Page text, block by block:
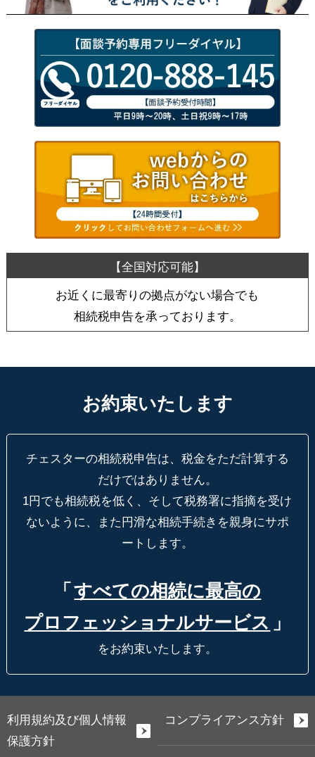
お近くに最寄りの拠点がない場合でも
相続税申告を承っております。
お約束いたします
チェスターの相続税申告は、税金をただ計算する
だけではありません。
1円でも相続税を低く、そして税務署に指摘を受け
ないように、
また円滑な相続手続きを親身にサポ
ートします。
「 すべての相続に最高の
プロフェッショナルサービス 」
をお約束いたします。
利用規約及び個人情報
保護方針
コンプライアンス方針